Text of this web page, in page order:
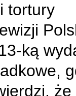
tortury
ką